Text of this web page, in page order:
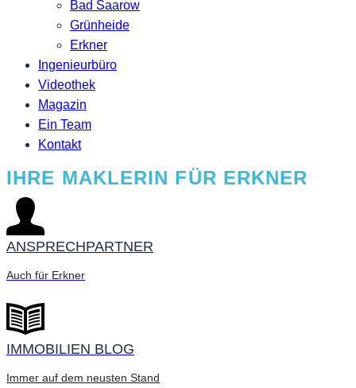
Bad Saarow
Grünheide
Erkner
Ingenieurbüro
Videothek
Magazin
Ein Team
Kontakt
IHRE MAKLERIN FÜR ERKNER
ANSPRECHPARTNER
Auch für Erkner
IMMOBILIEN BLOG
Immer auf dem neusten Stand